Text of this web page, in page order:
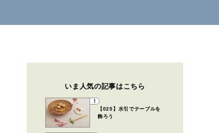
いま人気の記事はこちら
1
【025】水引でテーブルを
飾ろう